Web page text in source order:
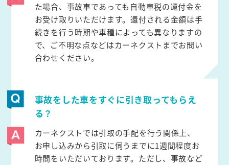
た場合、事故車であっても自動車税の還付金を
お受け取りいただけます。還付される金額は手
続きを行う時期や車種によっても異なりますの
で、ご不明な点などはカーネクストまでお問い
合わせください。
事故をした車をすぐに引き取ってもらえ
る？
カーネクストでは引取の手配を行う関係上、
お申し込みから引取に伺うまでに1週間程度お
時間をいただいております。ただし、事故など